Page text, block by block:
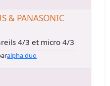
& PANASONIC
4/3 et micro 4/3
alpha duo